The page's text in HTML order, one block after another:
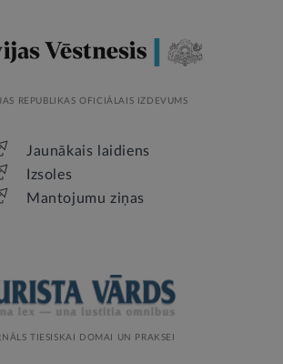
REPUBLIKAS OFICIĀLAIS IZDEVUMS
Jaunākais laidiens
Izsoles
Mantojumu ziņas
TIESISKAI DOMAI UN PRAKSEI